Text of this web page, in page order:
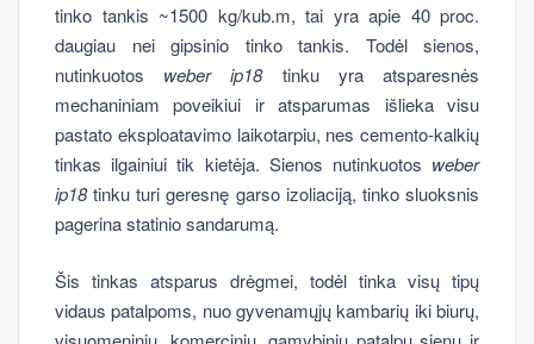
tinko tankis ~1500 kg/kub.m, tai yra apie 40 proc.
daugiau nei gipsinio tinko tankis. Todėl sienos,
nutinkuotos weber ip18tinku yra atsparesnės
mechaniniam poveikiui ir atsparumas išlieka visu
pastato eksploatavimo laikotarpiu, nes cemento-kalkių
tinkas ilgainiui tik kietėja. Sienos nutinkuotos weber
ip18tinku turi geresnę garso izoliaciją, tinko sluoksnis
pagerina statinio sandarumą.
Šis tinkas atsparus drėgmei, todėl tinka visų tipų
vidaus patalpoms, nuo gyvenamųjų kambarių iki biurų,